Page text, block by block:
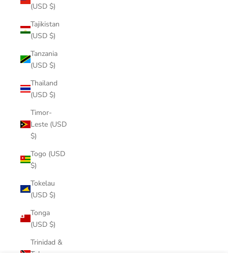
(USD $)
Tajikistan
(USD $)
Tanzania
(USD $)
Thailand
(USD $)
Timor-
Leste (USD
$)
Togo (USD
$)
Tokelau
(USD $)
Tonga
(USD $)
Trinidad &
Tobago